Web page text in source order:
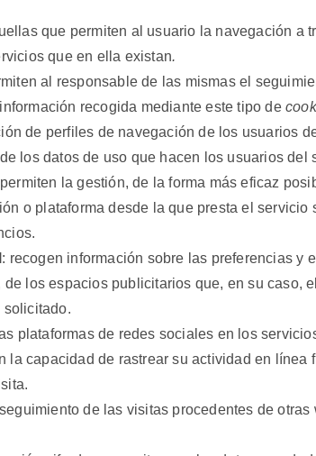
que permiten al usuario la navegación a
que en ella existan.
al responsable de las mismas el
recogida mediante este tipo de
de perfiles de navegación de los usuarios
los datos de uso que hacen los usuarios del
la gestión, de la forma más eficaz
o plataforma desde la que presta el
: recogen información sobre las preferencias y
de los espacios publicitarios que, en su
solicitado.
plataformas de redes sociales en los
la capacidad de rastrear su actividad en
de las visitas procedentes de